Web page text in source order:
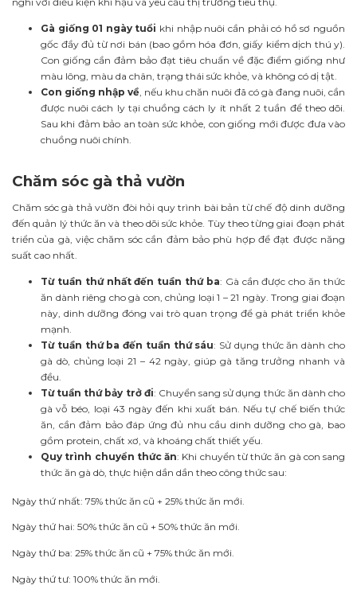
Gà giống 01 ngày tuổi khi nhập nuôi cần phải có hồ sơ nguồn
gốc đầy đủ từ nơi bán (bao gồm hóa đơn, giấy kiểm dịch thú y).
Con giống cần đảm bảo đạt tiêu chuẩn về đặc điểm giống như
màu lông, màu da chân, trạng thái sức khỏe, và không có dị tật.
Con giống nhập về , nếu khu chăn nuôi đã có gà đang nuôi, cần
được nuôi cách ly tại chuồng cách ly ít nhất 2 tuần để theo dõi.
Sau khi đảm bảo an toàn sức khỏe, con giống mới được đưa vào
chuồng nuôi chính.
Chăm sóc gà thả vườn
Chăm sóc gà thả vườn đòi hỏi quy trình bài bản từ chế độ dinh dưỡng
đến quản lý thức ăn và theo dõi sức khỏe. Tùy theo từng giai đoạn phát
triển của gà, việc chăm sóc cần đảm bảo phù hợp để đạt được năng
suất cao nhất.
Từ tuần thứ nhất đến tuần thứ ba: Gà cần được cho ăn thức
ăn dành riêng cho gà con, chủng loại 1 – 21 ngày. Trong giai đoạn
này, dinh dưỡng đóng vai trò quan trọng để gà phát triển khỏe
mạnh.
Từ tuần thứ ba đến tuần thứ sáu: Sử dụng thức ăn dành cho
gà dò, chủng loại 21 – 42 ngày, giúp gà tăng trưởng nhanh và
đều.
Từ tuần thứ bảy trở đi: Chuyển sang sử dụng thức ăn dành cho
gà vỗ béo, loại 43 ngày đến khi xuất bán. Nếu tự chế biến thức
ăn, cần đảm bảo đáp ứng đủ nhu cầu dinh dưỡng cho gà, bao
gồm protein, chất xơ, và khoáng chất thiết yếu.
Quy trình chuyển thức ăn: Khi chuyển từ thức ăn gà con sang
thức ăn gà dò, thực hiện dần dần theo công thức sau:
Ngày thứ nhất: 75% thức ăn cũ + 25% thức ăn mới.
Ngày thứ hai: 50% thức ăn cũ + 50% thức ăn mới.
Ngày thứ ba: 25% thức ăn cũ + 75% thức ăn mới.
Ngày thứ tư: 100% thức ăn mới.